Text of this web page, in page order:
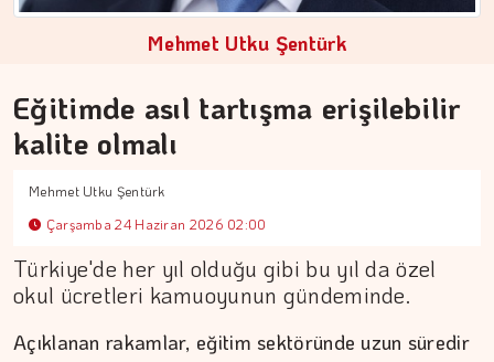
Mehmet Utku Şentürk
Eğitimde asıl tartışma erişilebilir
kalite olmalı
Mehmet Utku Şentürk
Çarşamba 24 Haziran 2026 02:00
Türkiye'de her yıl olduğu gibi bu yıl da özel
okul ücretleri kamuoyunun gündeminde.
Açıklanan rakamlar, eğitim sektöründe uzun süredir
MEZİN DEDEYİ